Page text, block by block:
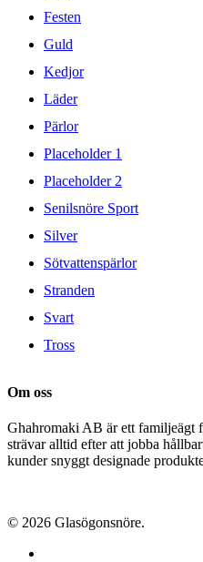
Festen
Guld
Kedjor
Läder
Pärlor
Placeholder 1
Placeholder 2
Senilsnöre Sport
Silver
Sötvattenspärlor
Stranden
Svart
Tross
Om oss
Ghahromaki AB är ett familjeägt
strävar alltid efter att jobba
kunder snyggt designade
© 2026 Glasögonsnöre.